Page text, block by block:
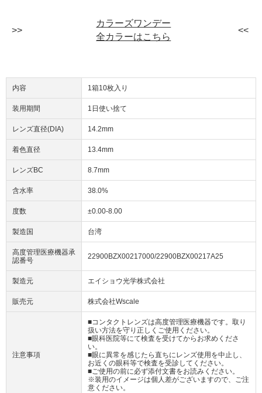
カラーズワンデー
全カラーはこちら
内容 1箱10枚入り
装用期間 1日使い捨て
レンズ直径(DIA) 14.2mm
着色直径 13.4mm
レンズBC 8.7mm
含水率 38.0%
度数 ±0.00-8.00
製造国 台湾
高度管理医療機器承
認番号
22900BZX00217000/22900BZX00217A25
製造元 エイショウ光学株式会社
販売元 株式会社Wscale
注意事項
■コンタクトレンズは高度管理医療機器です。取り
扱い方法を守り正しくご使用ください。
■眼科医院等にて検査を受けてからお求めくださ
い。
■眼に異常を感じたら直ちにレンズ使用を中止し、
お近くの眼科等で検査を受診してください。
■ご使用の前に必ず添付文書をお読みください。
※装用のイメージは個人差がございますので、ご注
意ください。